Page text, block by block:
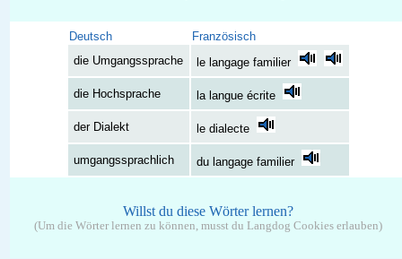
Deutsch
Französisch
die Umgangssprache
le langage familier
die Hochsprache la langue écrite
der Dialekt le dialecte
umgangssprachlich du langage familier
Willst du diese Wörter lernen?
(Um die Wörter lernen zu können, musst du Langdog Cookies erlauben)